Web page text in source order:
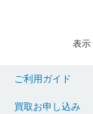
表示
ご利用ガイド
買取お申し込み